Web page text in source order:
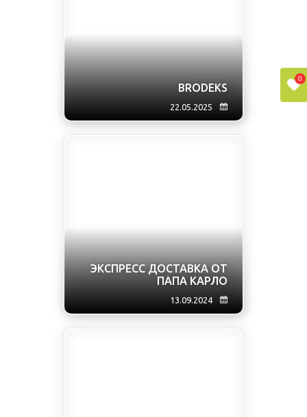
BRODEKS
22.05.2025
ЭКСПРЕСС ДОСТАВКА ОТ
ПАПА КАРЛО
13.09.2024
0